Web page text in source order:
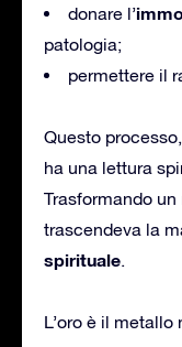
donare l’
patologia;
permettere il
Questo
ha una lettura
Trasformando
trascendeva la
spirituale.
L’oro è il